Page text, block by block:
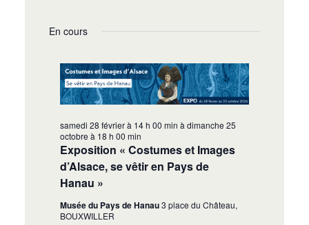
En cours
Exposition « Costumes et Images
d’Alsace, se vêtir en Pays de
Hanau »
samedi 28 février à 14 h 00 min àdimanche 25
octobre à 18 h 00 min
Musée du Pays de Hanau3 place du Château,
BOUXWILLER